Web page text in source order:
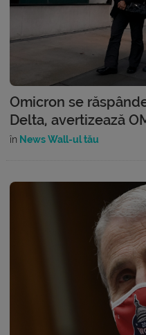
Omicron se
Delta, avertizează
în News Wall-ul tău